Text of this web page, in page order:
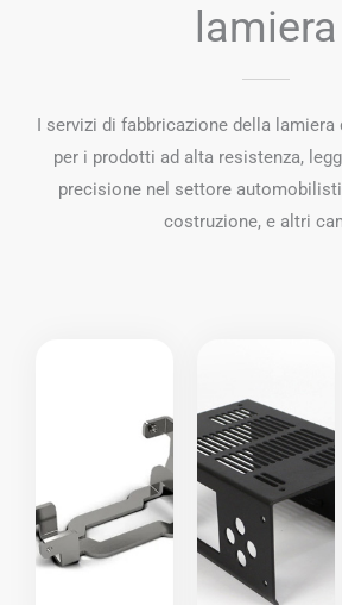
lamiera
I servizi di fabbricazione della lamiera
per i prodotti ad alta resistenza,
precisione nel settore
costruzione, e altri